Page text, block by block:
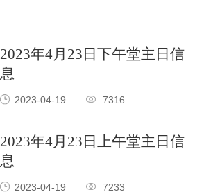
2023年4月23日下午堂主日信
息
2023-04-19 7316
2023年4月23日上午堂主日信
息
2023-04-19 7233